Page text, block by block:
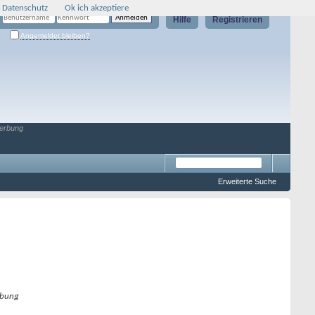
Registrieren
Hilfe
Angemeldet bleiben?
Erweiterte Suche
Ok ich akzeptiere